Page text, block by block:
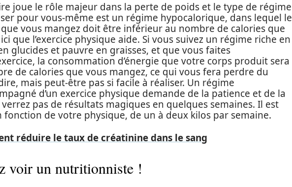
joue le rôle majeur dans la perte de poids et le type de régime
pour vous-même est un régime hypocalorique, dans lequel le
vous mangez doit être inférieur au nombre de calories que
que l’exercice physique aide. Si vous suivez un régime riche en
glucides et pauvre en graisses, et que vous faites
la consommation d’énergie que votre corps produit sera
de calories que vous mangez, ce qui vous fera perdre du
mais peut-être pas si facile à réaliser. Un régime
d’un exercice physique demande de la patience et de la
pas de résultats magiques en quelques semaines. Il est
fonction de votre physique, de un à deux kilos par semaine.
réduire le taux de créatinine dans le sang
voir un nutritionniste !